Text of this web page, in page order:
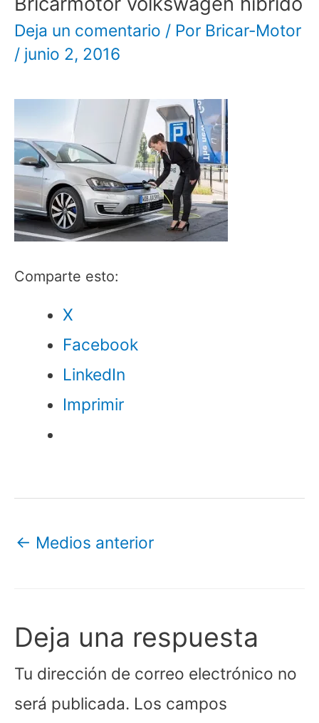
Deja un comentario / Por Bricar-Motor
/ junio 2, 2016
Comparte esto:
X
Facebook
LinkedIn
Imprimir
← Medios anterior
Deja una respuesta
Tu dirección de correo electrónico no
será publicada. Los campos